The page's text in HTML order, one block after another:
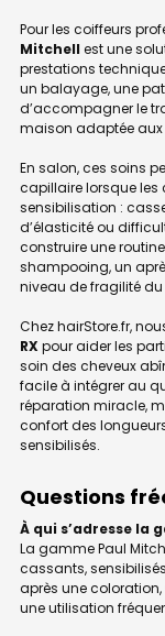
Pour les coiffeurs
Mitchell est une
prestations
un balayage, une
d’accompagner le
maison adaptée aux
En salon, ces soins
capillaire lorsque les
sensibilisation :
d’élasticité ou
construire une
shampooing, un
niveau de fragilité du
Chez hairStore.fr,
RX pour aider les
soin des cheveux
facile à intégrer au
réparation miracle,
confort des
sensibilisés.
Questions
À qui s’adresse la
La gamme Paul
cassants,
après une
une utilisation